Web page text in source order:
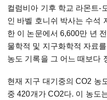
컬럼비아 기후 학교 라몬트-
인 바벨 호니쉬 박사는 수석
한 이 논문에서 6,600만 년
물학적 및 지구화학적 자료
농도 기록을 그 어느 때보다
현재 지구 대기중의 CO2 농
중 420개가 CO2다. 이 농도